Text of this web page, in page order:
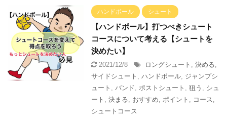
ハンドボール シュート
【ハンドボール】打つべきシュート
コースについて考える【シュートを
決めたい】
2021/12/8 ロングシュート , 決める,
サイドシュート , ハンドボール, ジャンプシ
ュート , バンド, ポストシュート , 狙う , シュ
ート , 決まる, おすすめ, ポイント , コース,
シュートコース